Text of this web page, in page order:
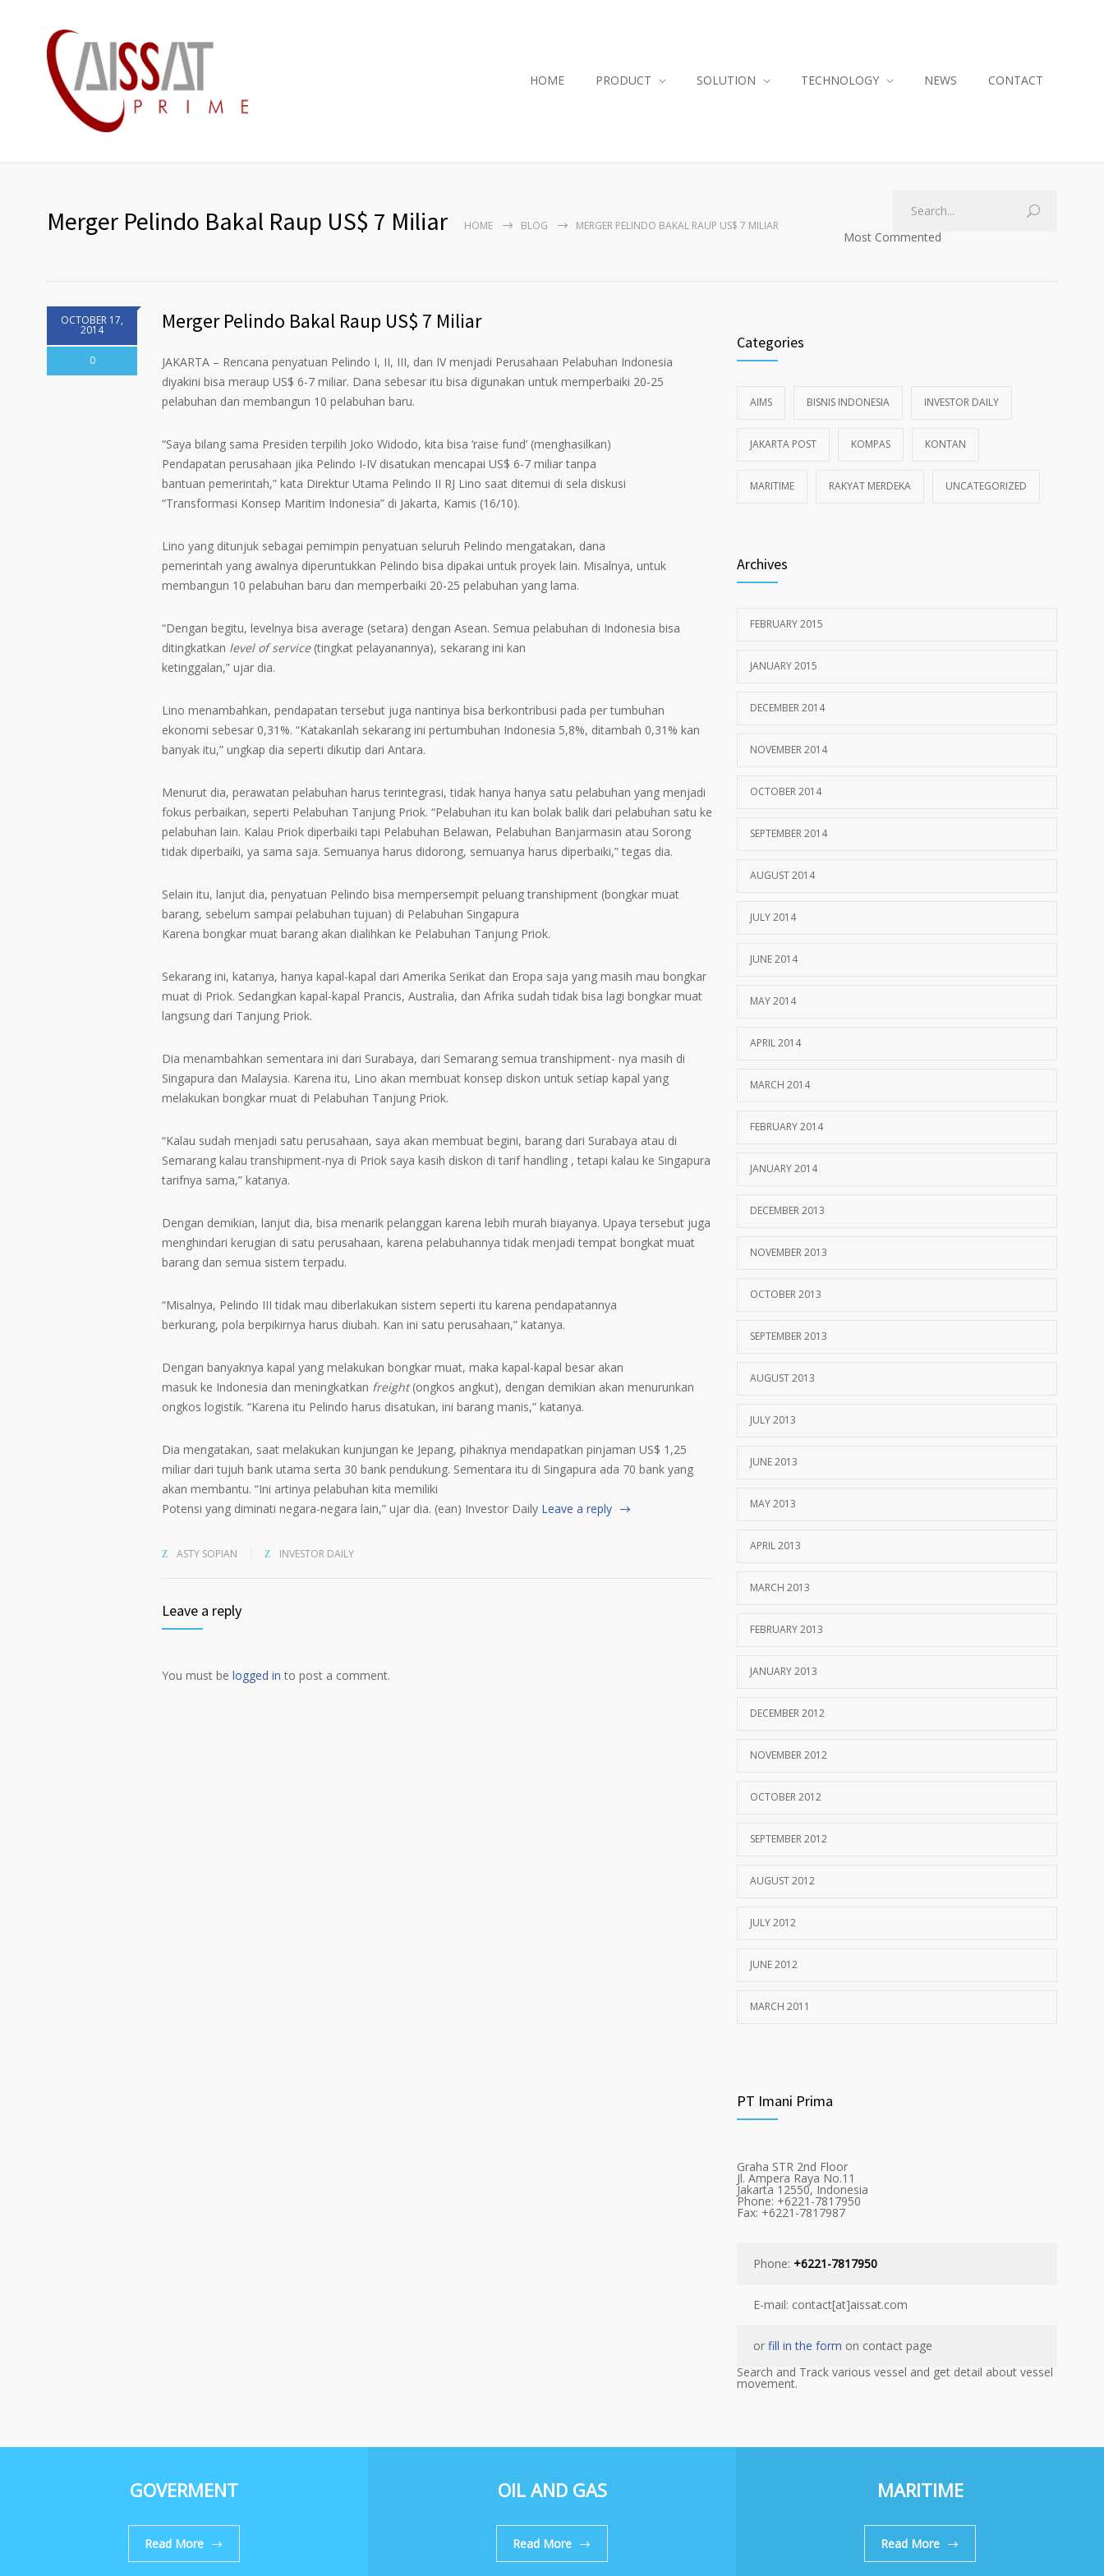
HOME PRODUCT SOLUTION TECHNOLOGY NEWS CONTACT
Merger Pelindo Bakal Raup US$ 7 Miliar HOME BLOG MERGER PELINDO BAKAL RAUP US$ 7 MILIAR
Most Commented
OCTOBER 17,
2014
0
Merger Pelindo Bakal Raup US$ 7 Miliar
JAKARTA – Rencana penyatuan Pelindo I, II, III, dan IV menjadi Perusahaan Pelabuhan Indonesia
diyakini bisa meraup US$ 6-7 miliar. Dana sebesar itu bisa digunakan untuk memperbaiki 20-25
pelabuhan dan membangun 10 pelabuhan baru.
“Saya bilang sama Presiden terpilih Joko Widodo, kita bisa ‘raise fund’ (menghasilkan)
Pendapatan perusahaan jika Pelindo I-IV disatukan mencapai US$ 6-7 miliar tanpa
bantuan pemerintah,” kata Direktur Utama Pelindo II RJ Lino saat ditemui di sela diskusi
“Transformasi Konsep Maritim Indonesia” di Jakarta, Kamis (16/10).
Lino yang ditunjuk sebagai pemimpin penyatuan seluruh Pelindo mengatakan, dana
pemerintah yang awalnya diperuntukkan Pelindo bisa dipakai untuk proyek lain. Misalnya, untuk
membangun 10 pelabuhan baru dan memperbaiki 20-25 pelabuhan yang lama.
“Dengan begitu, levelnya bisa average (setara) dengan Asean. Semua pelabuhan di Indonesia bisa
ditingkatkan level of service(tingkat pelayanannya), sekarang ini kan
ketinggalan,” ujar dia.
Lino menambahkan, pendapatan tersebut juga nantinya bisa berkontribusi pada per tumbuhan
ekonomi sebesar 0,31%. “Katakanlah sekarang ini pertumbuhan Indonesia 5,8%, ditambah 0,31% kan
banyak itu,” ungkap dia seperti dikutip dari Antara.
Menurut dia, perawatan pelabuhan harus terintegrasi, tidak hanya hanya satu pelabuhan yang menjadi
fokus perbaikan, seperti Pelabuhan Tanjung Priok. “Pelabuhan itu kan bolak balik dari pelabuhan satu ke
pelabuhan lain. Kalau Priok diperbaiki tapi Pelabuhan Belawan, Pelabuhan Banjarmasin atau Sorong
tidak diperbaiki, ya sama saja. Semuanya harus didorong, semuanya harus diperbaiki,” tegas dia.
Selain itu, lanjut dia, penyatuan Pelindo bisa mempersempit peluang transhipment (bongkar muat
barang, sebelum sampai pelabuhan tujuan) di Pelabuhan Singapura
Karena bongkar muat barang akan dialihkan ke Pelabuhan Tanjung Priok.
Sekarang ini, katanya, hanya kapal-kapal dari Amerika Serikat dan Eropa saja yang masih mau bongkar
muat di Priok. Sedangkan kapal-kapal Prancis, Australia, dan Afrika sudah tidak bisa lagi bongkar muat
langsung dari Tanjung Priok.
Dia menambahkan sementara ini dari Surabaya, dari Semarang semua transhipment- nya masih di
Singapura dan Malaysia. Karena itu, Lino akan membuat konsep diskon untuk setiap kapal yang
melakukan bongkar muat di Pelabuhan Tanjung Priok.
“Kalau sudah menjadi satu perusahaan, saya akan membuat begini, barang dari Surabaya atau di
Semarang kalau transhipment-nya di Priok saya kasih diskon di tarif handling , tetapi kalau ke Singapura
tarifnya sama,” katanya.
Dengan demikian, lanjut dia, bisa menarik pelanggan karena lebih murah biayanya. Upaya tersebut juga
menghindari kerugian di satu perusahaan, karena pelabuhannya tidak menjadi tempat bongkat muat
barang dan semua sistem terpadu.
“Misalnya, Pelindo III tidak mau diberlakukan sistem seperti itu karena pendapatannya
berkurang, pola berpikirnya harus diubah. Kan ini satu perusahaan,” katanya.
Dengan banyaknya kapal yang melakukan bongkar muat, maka kapal-kapal besar akan
masuk ke Indonesia dan meningkatkan freight(ongkos angkut), dengan demikian akan menurunkan
ongkos logistik. “Karena itu Pelindo harus disatukan, ini barang manis,” katanya.
Dia mengatakan, saat melakukan kunjungan ke Jepang, pihaknya mendapatkan pinjaman US$ 1,25
miliar dari tujuh bank utama serta 30 bank pendukung. Sementara itu di Singapura ada 70 bank yang
akan membantu. “Ini artinya pelabuhan kita memiliki
Potensi yang diminati negara-negara lain,” ujar dia. (ean) Investor Daily Leave a reply
ASTY SOPIAN INVESTOR DAILY
Leave a reply
You must be logged in to post a comment.
Categories
AIMS BISNIS INDONESIA INVESTOR DAILY
JAKARTA POST KOMPAS KONTAN
MARITIME RAKYAT MERDEKA UNCATEGORIZED
Archives
FEBRUARY 2015
JANUARY 2015
DECEMBER 2014
NOVEMBER 2014
OCTOBER 2014
SEPTEMBER 2014
AUGUST 2014
JULY 2014
JUNE 2014
MAY 2014
APRIL 2014
MARCH 2014
FEBRUARY 2014
JANUARY 2014
DECEMBER 2013
NOVEMBER 2013
OCTOBER 2013
SEPTEMBER 2013
AUGUST 2013
JULY 2013
JUNE 2013
MAY 2013
APRIL 2013
MARCH 2013
FEBRUARY 2013
JANUARY 2013
DECEMBER 2012
NOVEMBER 2012
OCTOBER 2012
SEPTEMBER 2012
AUGUST 2012
JULY 2012
JUNE 2012
MARCH 2011
PT Imani Prima
Graha STR 2nd Floor
Jl. Ampera Raya No.11
Jakarta 12550, Indonesia
Phone: +6221-7817950
Fax: +6221-7817987
Phone: +6221-7817950
E-mail: contact[at]aissat.com
or fill in the form on contact page
Search and Track various vessel and get detail about vessel
movement.
GOVERMENT
Read More
OIL AND GAS
Read More
MARITIME
Read More